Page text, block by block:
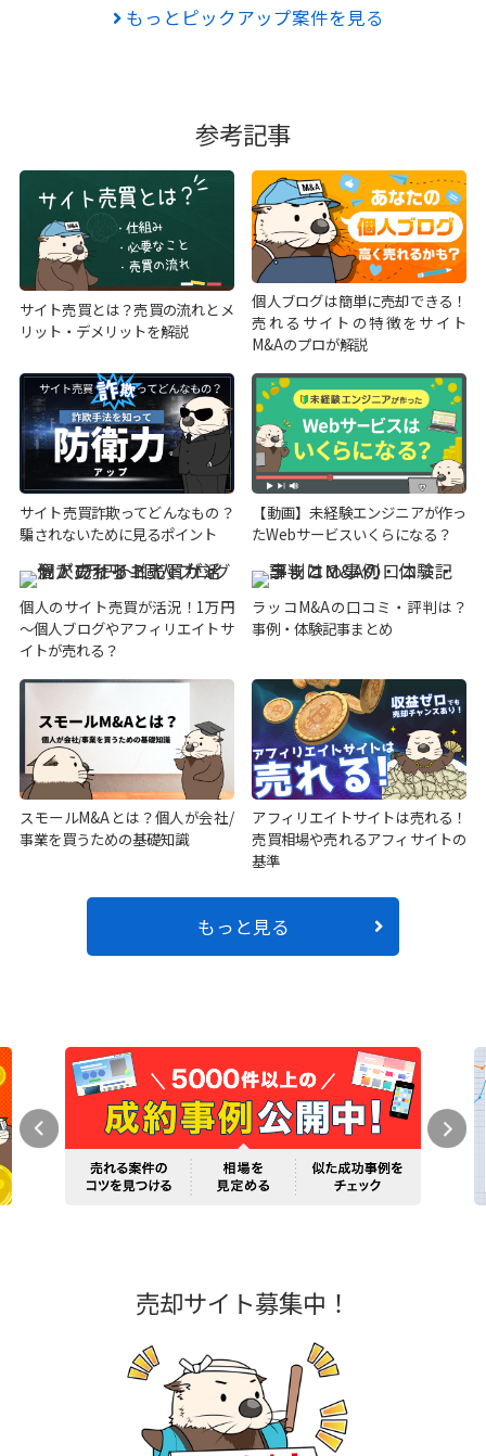
もっとピックアップ案件を見る
参考記事
サイト売買とは？売買の流れとメ
リット・デメリットを解説
個人ブログは簡単に売却できる！
売れるサイトの特徴をサイト
M&Aのプロが解説
サイト売買詐欺ってどんなもの？
騙されないために見るポイント
【動画】未経験エンジニアが作っ
たWebサービスいくらになる？
個人のサイト売買が活況！1万円
～個人ブログやアフィリエイトサ
イトが売れる？
ラッコM&Aの口コミ・評判は？
事例・体験記事まとめ
スモールM&Aとは？個人が会社/
事業を買うための基礎知識
アフィリエイトサイトは売れる！
売買相場や売れるアフィサイトの
基準
もっと見る
売却サイト募集中！